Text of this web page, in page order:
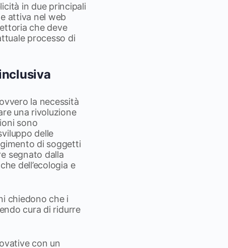
in due principali
attiva nel web
che deve
processo di
la necessità
una rivoluzione
sono
delle
di soggetti
segnato dalla
dell’ecologia e
chiedono che i
cura di ridurre
con un